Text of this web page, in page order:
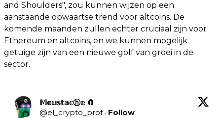
and Shoulders", zou kunnen wijzen op een
aanstaande opwaartse trend voor altcoins. De
komende maanden zullen echter cruciaal zijn voor
Ethereum en altcoins, en we kunnen mogelijk
getuige zijn van een nieuwe golf van groei in de
sector.
𝕄𝕠𝕦𝕤𝕥𝕒𝕔ⓗ𝕖 🧲
@el_crypto_prof · Follow